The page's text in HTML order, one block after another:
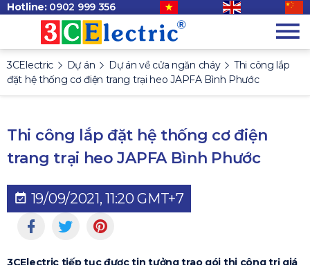
Hotline: 0902 999 356
3CElectric Dự án Dự án về cửa ngăn cháy
Thi công lắp
đặt hệ thống cơ điện trang trại heo JAPFA Bình Phước
Thi công lắp đặt hệ thống cơ điện
trang trại heo JAPFA Bình Phước
19/09/2021, 11:20 GMT+7
3CElectric tiếp tục được tin tưởng trao gói thi công trị giá